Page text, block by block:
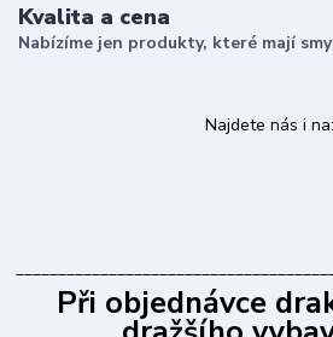
Kvalita a cena
Nabízíme jen produkty, které mají
Najdete nás i na:
Při objednávce